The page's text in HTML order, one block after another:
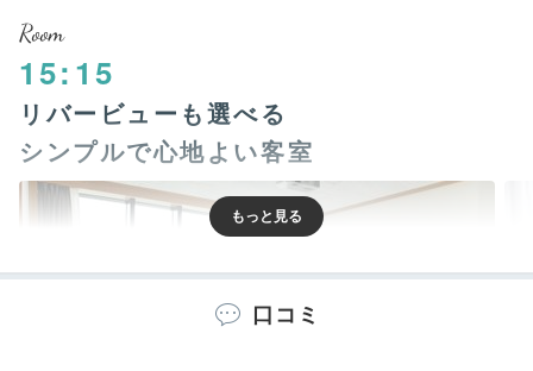
Room
15:15
リバービューも選べる
シンプルで心地よい客室
口コミ